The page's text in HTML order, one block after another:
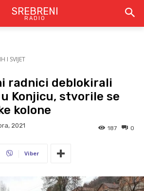
SREBRENI
RADIO
I SVIJET
radnici deblokirali
Konjicu, stvorile se
kolone
2021 0
187
Viber